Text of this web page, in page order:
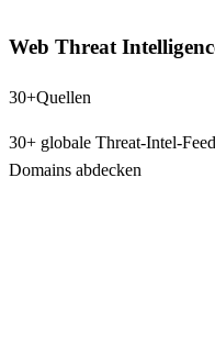
Web Threat
30+Quellen
30+ globale Threat-Intel-
Domains abdecken